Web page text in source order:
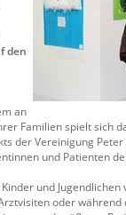
den
an
Familien spielt sich
der Vereinigung
und Patienten
und Jugendlichen
oder